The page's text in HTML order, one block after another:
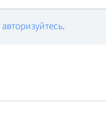
авторизуйтесь.